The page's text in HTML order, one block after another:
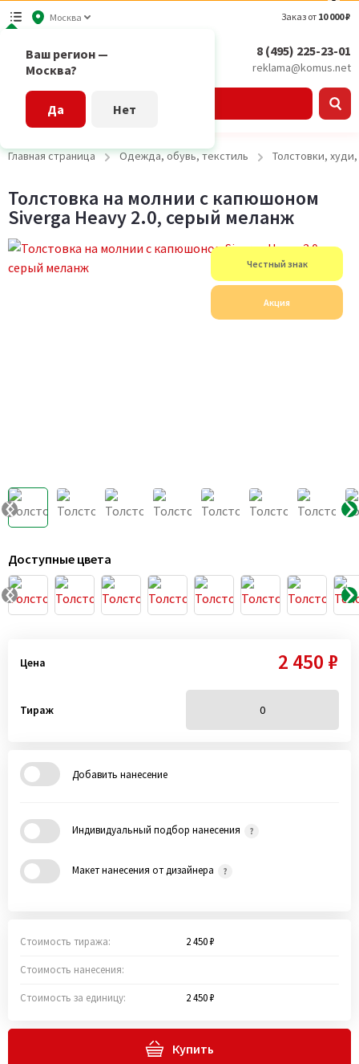
Москва
Ваш регион —
Москва?
Да Нет
Заказ от 10 000 ₽
8 (495) 225-23-01
reklama@komus.net
Главная страница Одежда, обувь, текстиль Толстовки,
Толстовка на молнии с капюшоном
Siverga Heavy 2.0, серый меланж
Честный знак
Акция
Доступные цвета
Цена 2 450 ₽
Тираж
Добавить нанесение
Индивидуальный подбор нанесения
Макет нанесения от дизайнера
Стоимость тиража: 2 450 ₽
Стоимость нанесения:
Стоимость за единицу: 2 450 ₽
Купить